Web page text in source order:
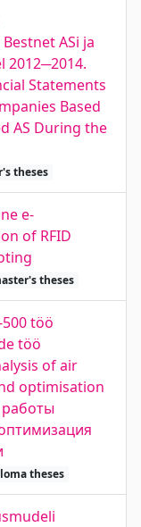
ASi ja
2012─2014.
Statements
Based
AS During the
theses
e-
of RFID
theses
töö
töö
of air
optimisation
theses